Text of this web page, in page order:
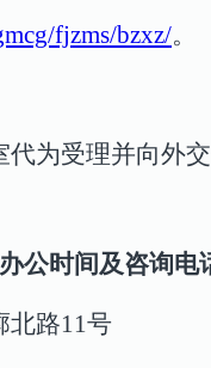
fjzms/bzxz/。
为受理并向外
公时间及咨询电
北路11号